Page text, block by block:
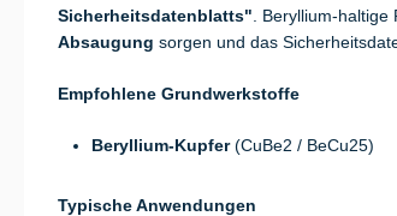
Sicherheitsdatenblatts" . Beryllium-
Absaugung sorgen und das
Empfohlene Grundwerkstoffe
Beryllium-Kupfer(CuBe2 / BeCu25)
Typische Anwendungen